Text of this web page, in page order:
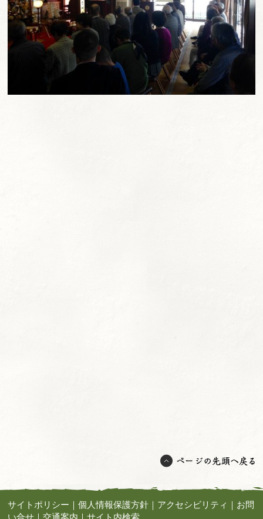
サイトポリシー ｜個人情報保護方針 ｜ アクセシビリティ ｜ お問
い合せ ｜交通案内 ｜サイト内検索